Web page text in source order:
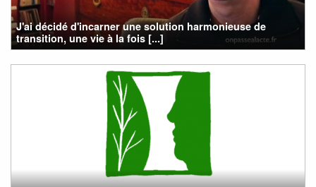
J'ai décidé d'incarner une solution harmonieuse de
transition, une vie à la fois [...]